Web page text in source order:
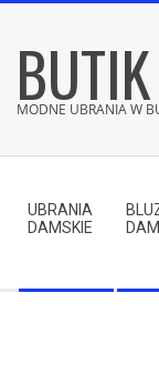
content
MODNE UBRANIA W
Menu
UBRANIA
DAMSKIE